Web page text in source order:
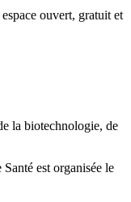
ouvert, gratuit et
la biotechnologie, de
est organisée le